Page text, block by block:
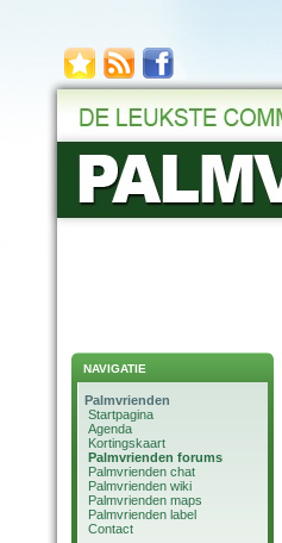
NAVIGATIE
Palmvrienden
Startpagina
Agenda
Kortingskaart
Palmvrienden forums
Palmvrienden chat
Palmvrienden wiki
Palmvrienden maps
Palmvrienden label
Contact